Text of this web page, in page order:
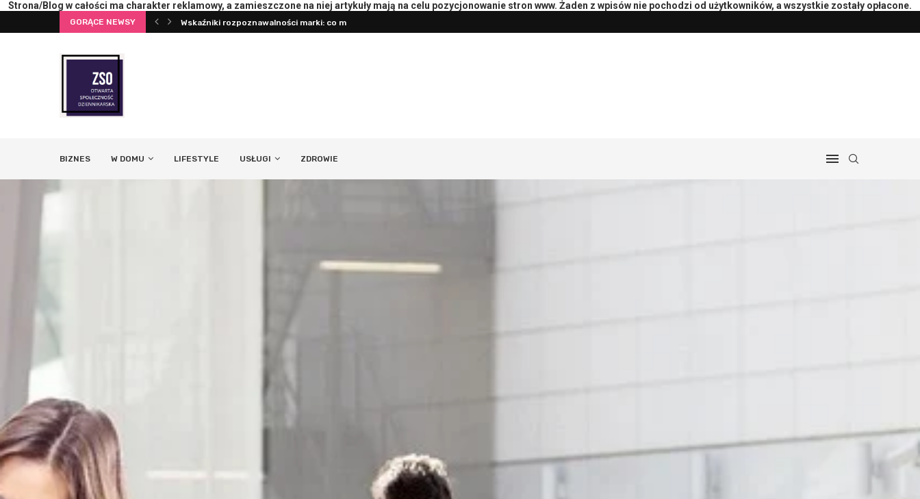
Strona/Blog w całości ma charakter reklamowy, a zamieszczone na niej artykuły mają na celu pozycjonowanie stron www. Żaden z wpisów nie pochodzi od użytkowników, a wszystkie zostały opłacone.
GORĄCE NEWSY Wskaźniki rozpoznawalności marki: co mierzyć
BIZNES W DOMU LIFESTYLE USŁUGI ZDROWIE